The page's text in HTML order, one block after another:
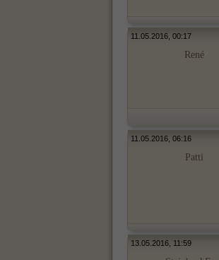
11.05.2016, 00:17
René
11.05.2016, 06:16
Patti
13.05.2016, 11:59